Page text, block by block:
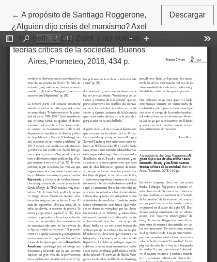
←Volver a los detalles del artículo
A propósito de Santiago Roggerone,
¿Alguien dijo crisis del marxismo? Axel
Honneth, Slavoj Zizek y las nuevas
teorías críticas de la sociedad, Buenos
Aires, Prometeo, 2018, 434 p.
Descargar